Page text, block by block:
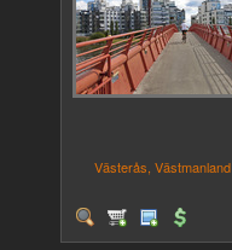
Västerås, Västmanland